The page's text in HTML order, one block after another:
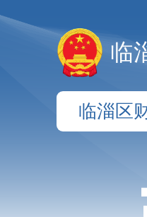
临
临淄区